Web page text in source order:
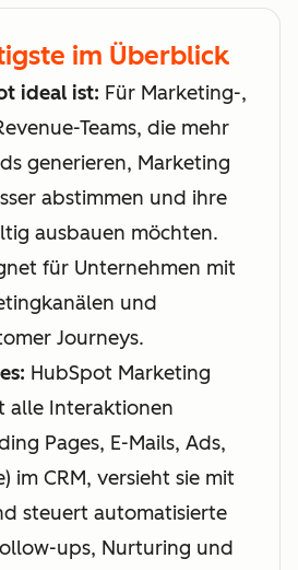
im Überblick
ideal ist: Für Marketing-,
Teams, die mehr
generieren, Marketing
abstimmen und ihre
ausbauen möchten.
für Unternehmen mit
und
Journeys.
HubSpot Marketing
alle Interaktionen
Pages, E-Mails, Ads,
im CRM, versieht sie mit
steuert automatisierte
ups, Nurturing und